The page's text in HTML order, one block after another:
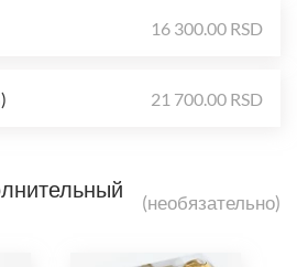
16 300.00 RSD
21 700.00 RSD
(необязательно)